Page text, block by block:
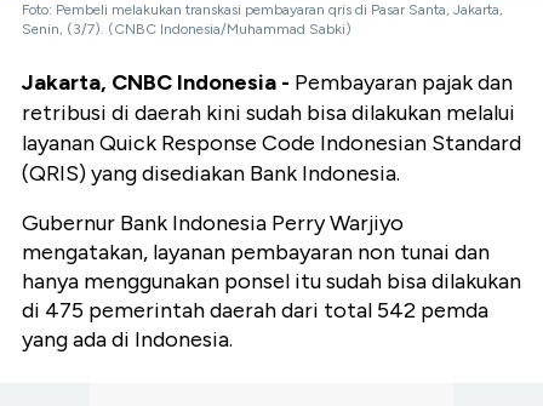
Foto: Pembeli melakukan transkasi pembayaran qris di Pasar Santa, Jakarta,
Senin, (3/7). (CNBC Indonesia/Muhammad Sabki)
Jakarta, CNBC Indonesia - Pembayaran pajak dan
retribusi di daerah kini sudah bisa dilakukan melalui
layanan Quick Response Code Indonesian Standard
(QRIS) yang disediakan Bank Indonesia.
Gubernur Bank Indonesia Perry Warjiyo
mengatakan, layanan pembayaran non tunai dan
hanya menggunakan ponsel itu sudah bisa dilakukan
di 475 pemerintah daerah dari total 542 pemda
yang ada di Indonesia.